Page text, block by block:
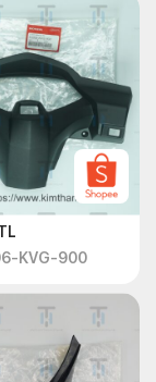
KVG-900